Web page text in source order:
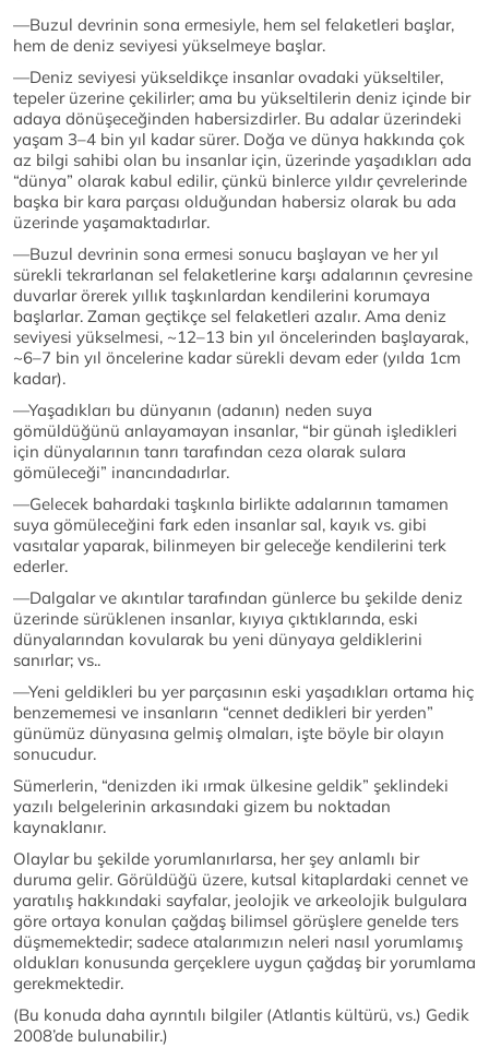
—Buzul devrinin sona ermesiyle, hem sel felaketleri başlar,
hem de deniz seviyesi yükselmeye başlar.
—Deniz seviyesi yükseldikçe insanlar ovadaki yükseltiler,
tepeler üzerine çekilirler; ama bu yükseltilerin deniz içinde bir
adaya dönüşeceğinden habersizdirler. Bu adalar üzerindeki
yaşam 3–4 bin yıl kadar sürer. Doğa ve dünya hakkında çok
az bilgi sahibi olan bu insanlar için, üzerinde yaşadıkları ada
“dünya” olarak kabul edilir, çünkü binlerce yıldır çevrelerinde
başka bir kara parçası olduğundan habersiz olarak bu ada
üzerinde yaşamaktadırlar.
—Buzul devrinin sona ermesi sonucu başlayan ve her yıl
sürekli tekrarlanan sel felaketlerine karşı adalarının çevresine
duvarlar örerek yıllık taşkınlardan kendilerini korumaya
başlarlar. Zaman geçtikçe sel felaketleri azalır. Ama deniz
seviyesi yükselmesi, ~12–13 bin yıl öncelerinden başlayarak,
~6–7 bin yıl öncelerine kadar sürekli devam eder (yılda 1cm
kadar).
—Yaşadıkları bu dünyanın (adanın) neden suya
gömüldüğünü anlayamayan insanlar, “bir günah işledikleri
için dünyalarının tanrı tarafından ceza olarak sulara
gömüleceği” inancındadırlar.
—Gelecek bahardaki taşkınla birlikte adalarının tamamen
suya gömüleceğini fark eden insanlar sal, kayık vs. gibi
vasıtalar yaparak, bilinmeyen bir geleceğe kendilerini terk
ederler.
—Dalgalar ve akıntılar tarafından günlerce bu şekilde deniz
üzerinde sürüklenen insanlar, kıyıya çıktıklarında, eski
dünyalarından kovularak bu yeni dünyaya geldiklerini
sanırlar; vs..
—Yeni geldikleri bu yer parçasının eski yaşadıkları ortama hiç
benzememesi ve insanların “cennet dedikleri bir yerden”
günümüz dünyasına gelmiş olmaları, işte böyle bir olayın
sonucudur.
Sümerlerin, “denizden iki ırmak ülkesine geldik” şeklindeki
yazılı belgelerinin arkasındaki gizem bu noktadan
kaynaklanır.
Olaylar bu şekilde yorumlanırlarsa, her şey anlamlı bir
duruma gelir. Görüldüğü üzere, kutsal kitaplardaki cennet ve
yaratılış hakkındaki sayfalar, jeolojik ve arkeolojik bulgulara
göre ortaya konulan çağdaş bilimsel görüşlere genelde ters
düşmemektedir; sadece atalarımızın neleri nasıl yorumlamış
oldukları konusunda gerçeklere uygun çağdaş bir yorumlama
gerekmektedir.
(Bu konuda daha ayrıntılı bilgiler (Atlantis kültürü, vs.) Gedik
2008’de bulunabilir.)